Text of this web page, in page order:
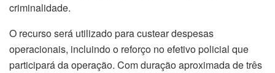
criminalidade.
O recurso será utilizado para custear despesas
operacionais, incluindo o reforço no efetivo policial que
participará da operação. Com duração aproximada de três